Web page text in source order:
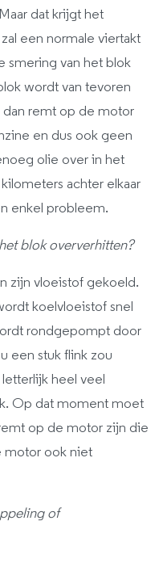
dat krijgt het
een normale viertakt
smering van het blok
wordt van tevoren
remt op de motor
en dus ook geen
olie over in het
achter elkaar
enkel probleem.
blok oververhitten?
zijn vloeistof gekoeld.
koelvloeistof snel
rondgepompt door
een stuk flink zou
heel veel
Op dat moment moet
op de motor zijn die
motor ook niet
of